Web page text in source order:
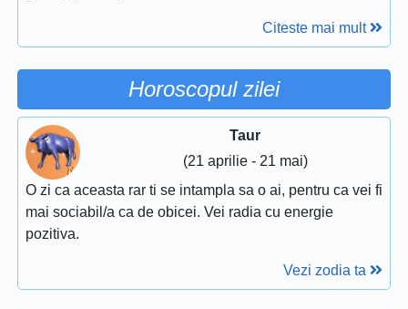
Citeste mai mult
Horoscopul zilei
Taur
(21 aprilie - 21 mai)
O zi ca aceasta rar ti se intampla sa o ai, pentru ca vei fi
mai sociabil/a ca de obicei. Vei radia cu energie
pozitiva.
Vezi zodia ta